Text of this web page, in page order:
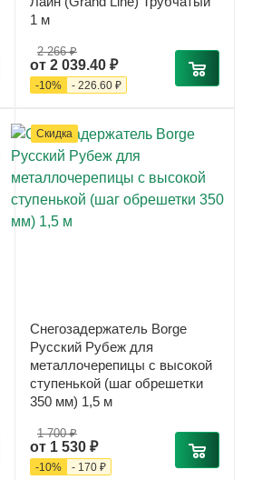
1 м
от 2 039.40 ₽
2 266 ₽
-10% - 226.60 ₽
Скидка
Снегозадержатель Borge
Русский Рубеж для
металлочерепицы с высокой
ступенькой (шаг обрешетки
350 мм) 1,5 м
от 1 530 ₽
1 700 ₽
-10% - 170 ₽